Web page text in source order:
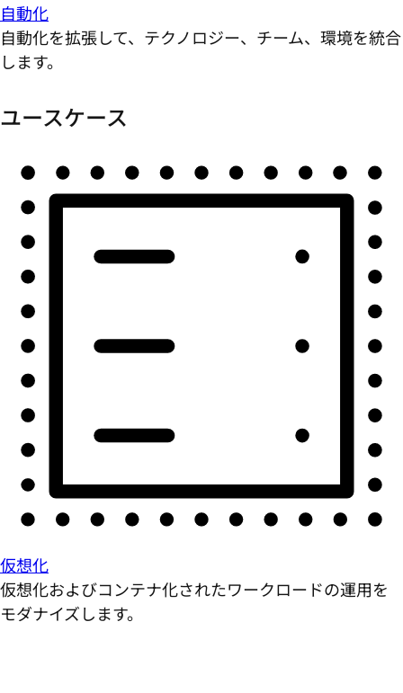
自動化
自動化を拡張して、テクノロジー、チーム、環境を統合
します。
ユースケース
仮想化
仮想化およびコンテナ化されたワークロードの運用を
モダナイズします。